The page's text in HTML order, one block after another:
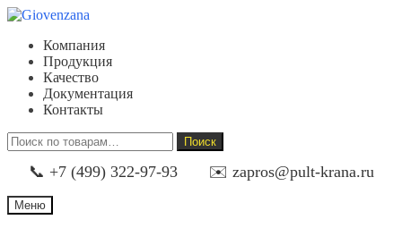
Перейти
навигации
Перейти
содержимому
Компания
Продукция
Качество
Документация
Контакты
Искать:
Поиск
📞 +7 (499) 322-97-93 ✉️ zapros@pult-krana.ru
Меню